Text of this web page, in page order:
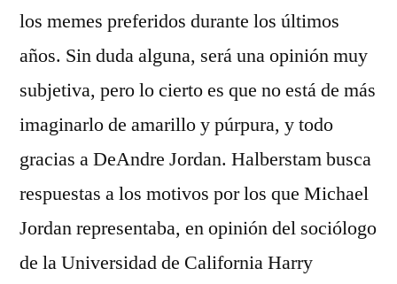
los memes preferidos durante los últimos
años. Sin duda alguna, será una opinión muy
subjetiva, pero lo cierto es que no está de más
imaginarlo de amarillo y púrpura, y todo
gracias a DeAndre Jordan. Halberstam busca
respuestas a los motivos por los que Michael
Jordan representaba, en opinión del sociólogo
de la Universidad de California Harry